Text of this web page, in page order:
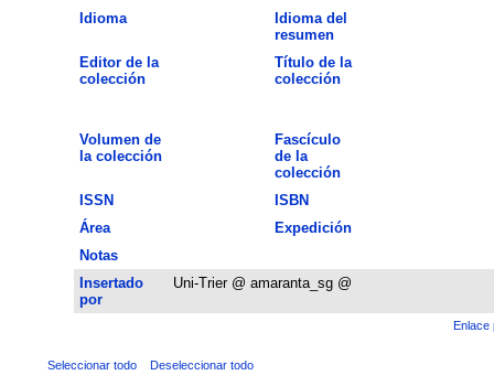
Idioma
Idioma del
resumen
Editor de la
colección
Título de la
colección
Volumen de
la colección
Fascículo
de la
colección
ISSN
ISBN
Área
Expedición
Notas
Insertado
por
Uni-Trier @ amaranta_sg @
Enlace
Seleccionar todo Deseleccionar todo